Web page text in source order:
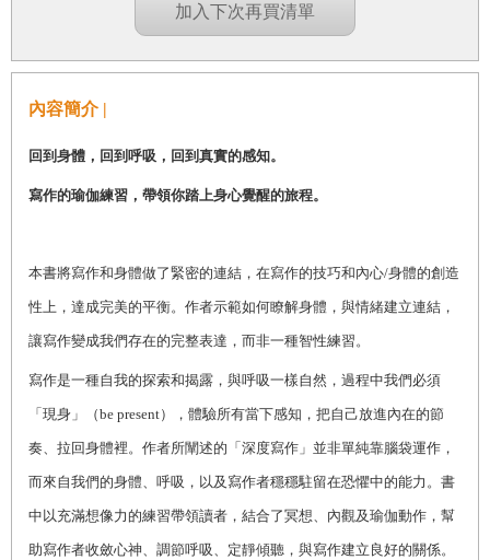
加入下次再買清單
內容簡介 |
回到身體，回到呼吸，回到真實的感知。
寫作的瑜伽練習，帶領你踏上身心覺醒的旅程。
本書將寫作和身體做了緊密的連結，在寫作的技巧和內心/身體的創造
性上，達成完美的平衡。作者示範如何瞭解身體，與情緒建立連結，
讓寫作變成我們存在的完整表達，而非一種智性練習。
寫作是一種自我的探索和揭露，與呼吸一樣自然，過程中我們必須
「現身」（be present），體驗所有當下感知，把自己放進內在的節
奏、拉回身體裡。作者所闡述的「深度寫作」並非單純靠腦袋運作，
而來自我們的身體、呼吸，以及寫作者穩穩駐留在恐懼中的能力。書
中以充滿想像力的練習帶領讀者，結合了冥想、內觀及瑜伽動作，幫
助寫作者收斂心神、調節呼吸、定靜傾聽，與寫作建立良好的關係。